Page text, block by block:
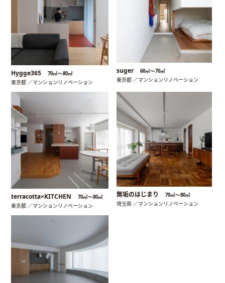
Hygge365 70㎡〜80㎡
東京都 ／マンションリノベーション
suger 60㎡〜70㎡
東京都 ／マンションリノベーション
terracotta×KITCHEN 70㎡〜80㎡
東京都 ／マンションリノベーション
無垢のはじまり 70㎡〜80㎡
埼玉県 ／マンションリノベーション